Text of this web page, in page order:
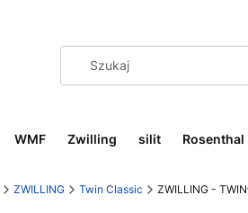
WMF Zwilling silit Rosenthal
ZWILLING Twin Classic ZWILLING -